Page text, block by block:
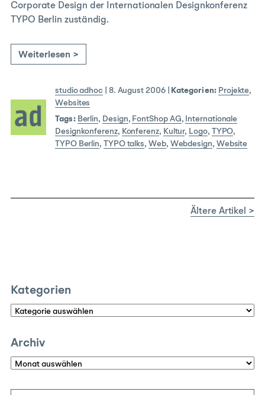
Corporate Design der Internationalen Designkonferenz
TYPO Berlin zuständig.
Weiterlesen >
studio adhoc 8. August 2006| Kategorien: Projekte,
Websites
Tags: Berlin, Design, FontShop AG, Internationale
Designkonferenz, Konferenz, Kultur, Logo, TYPO,
TYPO Berlin, TYPO talks,Web, Webdesign, Website
Ältere Artikel >
Kategorien
Kategorien
Archiv
Archiv